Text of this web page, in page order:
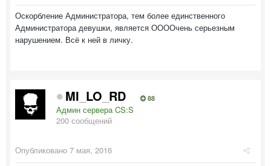
Оскорбление Администратора, тем более единственного
Администратора девушки, является ООООчень серьезным
нарушением. Всё к ней в личку.
MI_LO_RD 88
Админ сервера CS:S
200 сообщений
Опубликовано 7 мая, 2016